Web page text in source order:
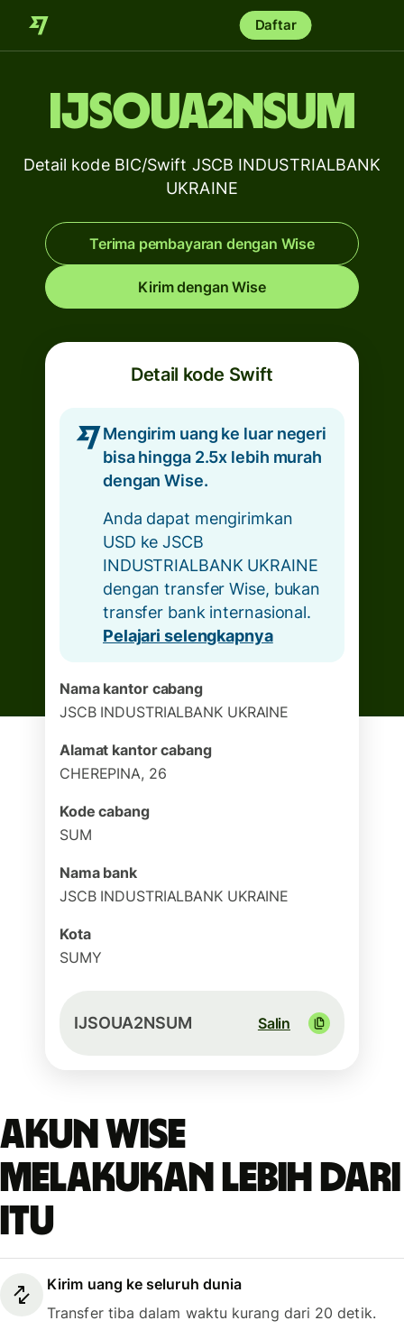
Daftar
IJSOUA2NSUM
Detail kode BIC/Swift JSCB INDUSTRIALBANK
UKRAINE
Terima pembayaran dengan Wise
Kirim dengan Wise
Detail kode Swift
Mengirim uang ke luar negeri
bisa hingga 2.5x lebih murah
dengan Wise.
Anda dapat mengirimkan
USD ke JSCB
INDUSTRIALBANK UKRAINE
dengan transfer Wise, bukan
transfer bank internasional.
Pelajari selengkapnya
Nama kantor cabang
JSCB INDUSTRIALBANK UKRAINE
Alamat kantor cabang
CHEREPINA, 26
Kode cabang
SUM
Nama bank
JSCB INDUSTRIALBANK UKRAINE
Kota
SUMY
IJSOUA2NSUM Salin
Akun Wise
melakukan lebih dari
itu
Kirim uang ke seluruh dunia
Transfer tiba dalam waktu kurang dari 20 detik.